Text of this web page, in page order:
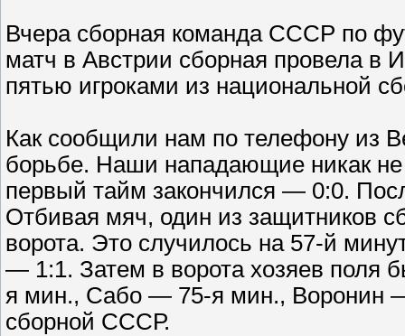
Вчера сборная команда СССР по
матч в Австрии сборная провела в
пятью игроками из национальной
Как сообщили нам по телефону из
борьбе. Наши нападающие никак не
первый тайм закончился — 0:0.
Отбивая мяч, один из защитников
ворота. Это случилось на 57-й
— 1:1. Затем в ворота хозяев поля
я мин., Сабо — 75-я мин., Воронин
сборной СССР.